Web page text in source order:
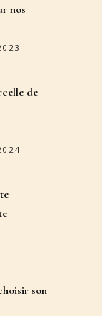
nos
de
son